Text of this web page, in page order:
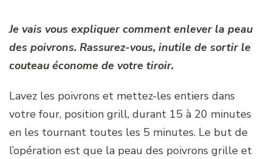
Je vais vous expliquer comment enlever la peau
des poivrons. Rassurez-vous, inutile de sortir le
couteau économe de votre tiroir.
Lavez les poivrons et mettez-les entiers dans
votre four, position grill, durant 15 à 20 minutes
en les tournant toutes les 5 minutes. Le but de
l’opération est que la peau des poivrons grille et